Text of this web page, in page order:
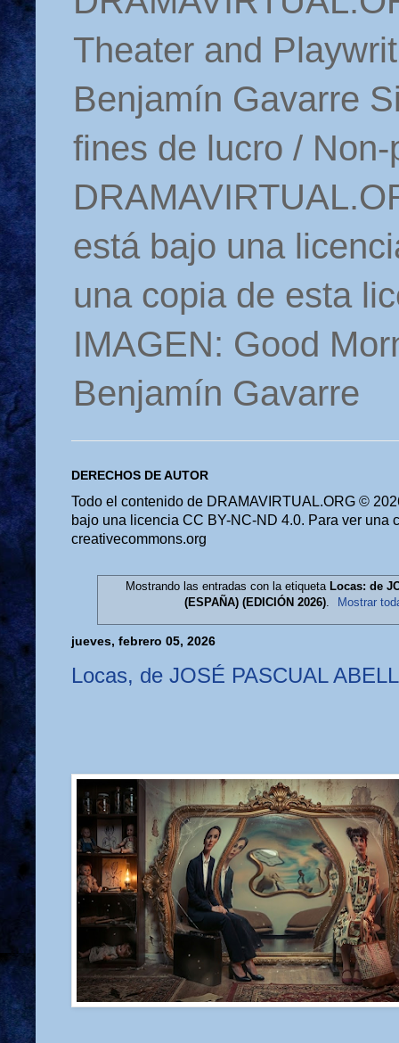
Theater and
Benjamín Gavarre
fines de lucro /
está bajo una
una copia de esta
IMAGEN: Good
Benjamín Gavarre
DERECHOS DE AUTOR
Todo el contenido de DRAMAVIRTUAL.ORG ©
bajo una licencia CC BY-NC-ND 4.0. Para ver una
creativecommons.org
Mostrando las entradas con la etiqueta Locas: de
(ESPAÑA) (EDICIÓN 2026). Mostrar
jueves, febrero 05, 2026
Locas, de JOSÉ PASCUAL